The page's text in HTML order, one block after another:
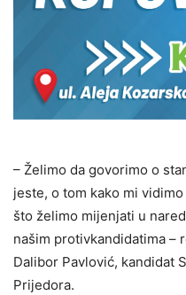
– Želimo da govorimo o
jeste, o tom kako mi
što želimo mijenjati u
našim protivkandidatima –
Dalibor Pavlović, kandidat
Prijedora.